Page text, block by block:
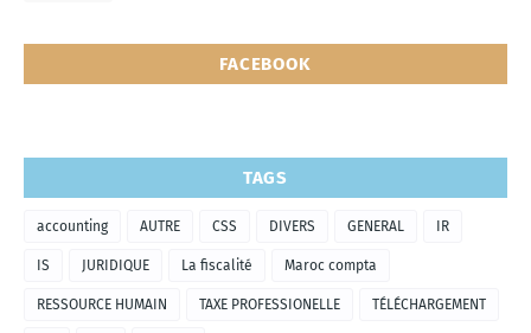
FACEBOOK
TAGS
accounting AUTRE CSS DIVERS GENERAL IR
IS JURIDIQUE La fiscalité Maroc compta
RESSOURCE HUMAIN TAXE PROFESSIONELLE TÉLÉCHARGEMENT